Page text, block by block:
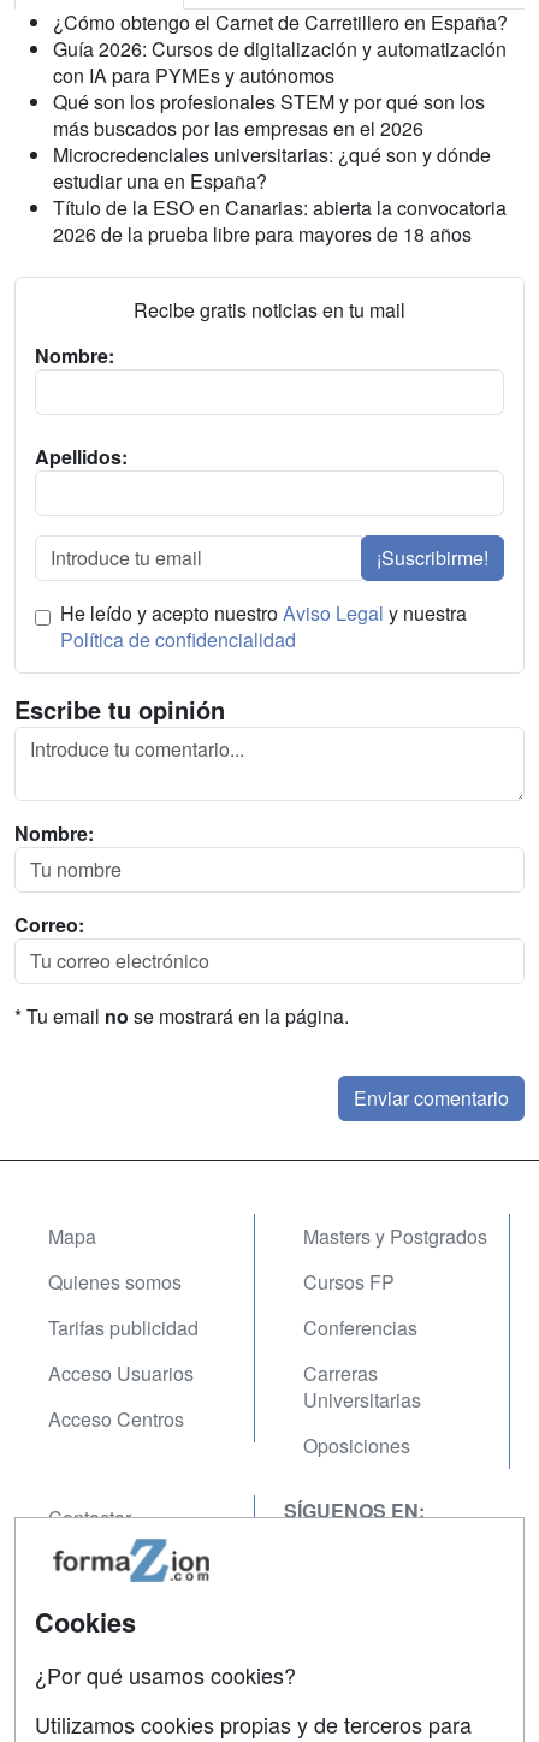
¿Cómo obtengo el Carnet de Carretillero en España?
Guía 2026: Cursos de digitalización y automatización
con IA para PYMEs y autónomos
Qué son los profesionales STEM y por qué son los
más buscados por las empresas en el 2026
Microcredenciales universitarias: ¿qué son y dónde
estudiar una en España?
Título de la ESO en Canarias: abierta la convocatoria
2026 de la prueba libre para mayores de 18 años
Recibe gratis noticias en tu mail
Nombre:
Apellidos:
¡Suscribirme!
He leído y acepto nuestroAviso Legal y nuestra
Política de confidencialidad
Escribe tu opinión
Nombre:
Correo:
* Tu email no se mostrará en la página.
Mapa
Quienes somos
Tarifas publicidad
Acceso Usuarios
Acceso Centros
Masters y Postgrados
Cursos FP
Conferencias
Carreras
Universitarias
Oposiciones
Contactar
Confidencialidad
Aviso legal
SÍGUENOS EN:
Cookies
¿Por qué usamos cookies?
Utilizamos cookies propias y de terceros para